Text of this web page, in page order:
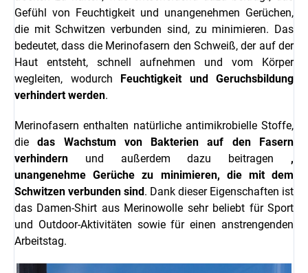
Gefühl von Feuchtigkeit und unangenehmen Gerüchen,
die mit Schwitzen verbunden sind, zu minimieren. Das
bedeutet, dass die Merinofasern den Schweiß, der auf der
Haut entsteht, schnell aufnehmen und vom Körper
wegleiten, wodurch
Feuchtigkeit und Geruchsbildung
verhindert werden.
Merinofasern enthalten natürliche antimikrobielle Stoffe,
diedas Wachstum von Bakterien auf den Fasern
verhindern und außerdem dazu beitragen ,
unangenehme Gerüche zu minimieren, die mit dem
Schwitzen verbunden sind . Dank dieser Eigenschaften ist
das Damen-Shirt aus Merinowolle sehr beliebt für Sport
und Outdoor-Aktivitäten sowie für einen anstrengenden
Arbeitstag.